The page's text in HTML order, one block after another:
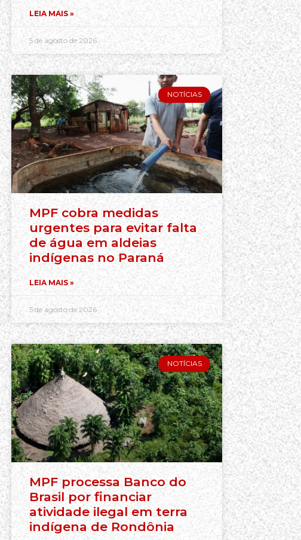
LEIA MAIS »
5 de agosto de 2026
NOTÍCIAS
MPF cobra medidas
urgentes para evitar falta
de água em aldeias
indígenas no Paraná
LEIA MAIS »
5 de agosto de 2026
NOTÍCIAS
MPF processa Banco do
Brasil por financiar
atividade ilegal em terra
indígena de Rondônia